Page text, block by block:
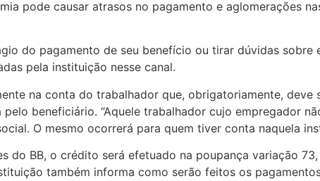
pode causar atrasos no pagamento e aglomerações
do pagamento de seu benefício ou tirar dúvidas sobre
pela instituição nesse canal.
na conta do trabalhador que, obrigatoriamente,
beneficiário. “Aquele trabalhador cujo empregador
O mesmo ocorrerá para quem tiver conta naquela
do BB, o crédito será efetuado na poupança variação
também informa como serão feitos os